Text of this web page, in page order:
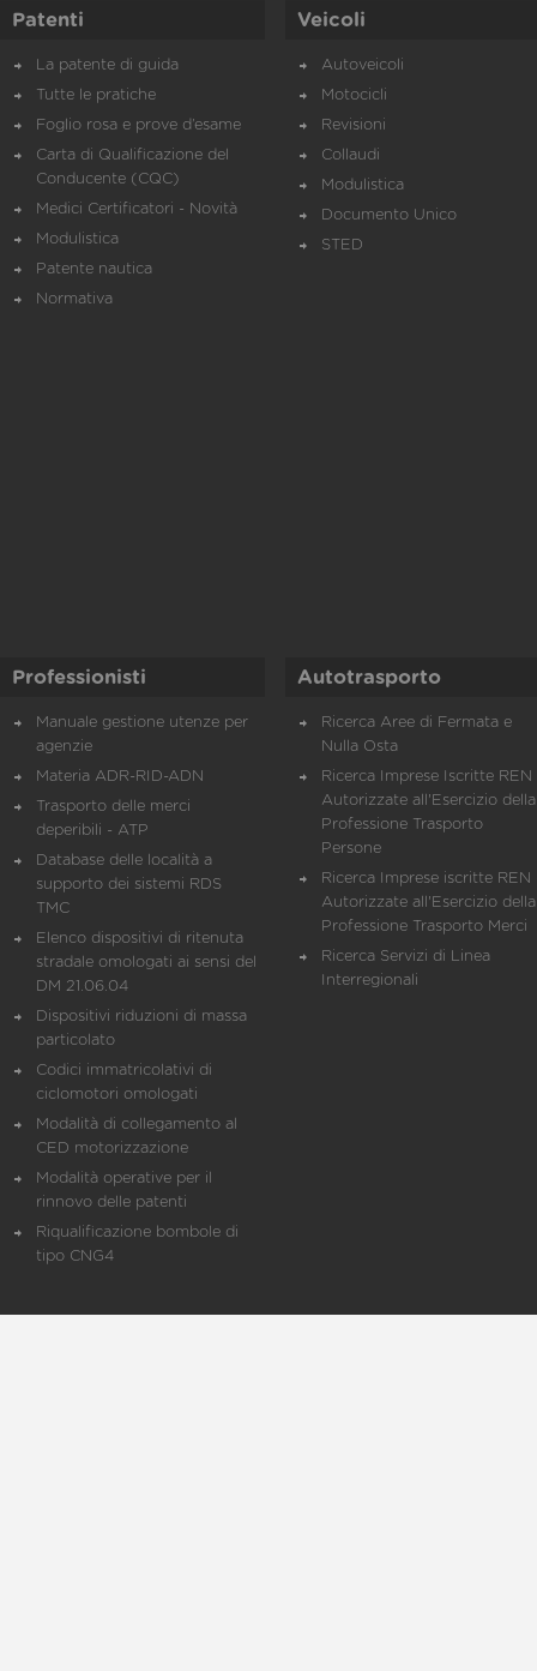
Patenti
La patente di guida
Tutte le pratiche
Foglio rosa e prove d’esame
Carta di Qualificazione del
Conducente (CQC)
Medici Certificatori - Novità
Modulistica
Patente nautica
Normativa
Veicoli
Autoveicoli
Motocicli
Revisioni
Collaudi
Modulistica
Documento Unico
STED
Professionisti
Manuale gestione utenze per
agenzie
Materia ADR-RID-ADN
Trasporto delle merci
deperibili - ATP
Database delle località a
supporto dei sistemi RDS
TMC
Elenco dispositivi di ritenuta
stradale omologati ai sensi del
DM 21.06.04
Dispositivi riduzioni di massa
particolato
Codici immatricolativi di
ciclomotori omologati
Modalità di collegamento al
CED motorizzazione
Modalità operative per il
rinnovo delle patenti
Riqualificazione bombole di
tipo CNG4
Autotrasporto
Ricerca Aree di Fermata e
Nulla Osta
Ricerca Imprese Iscritte REN
Autorizzate all'Esercizio della
Professione Trasporto
Persone
Ricerca Imprese iscritte REN
Autorizzate all'Esercizio della
Professione Trasporto Merci
Ricerca Servizi di Linea
Interregionali